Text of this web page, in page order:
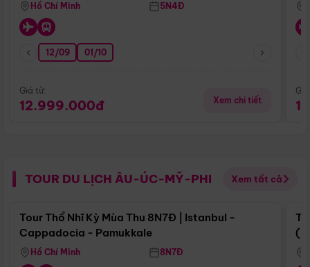
Hồ Chí Minh 5N4Đ
12/09 01/10
Giá từ:
12.999.000đ Xem chi tiết
TOUR DU LỊCH ÂU-ÚC-MỸ-PHI Xem tất cả
Điểm nổi bật
Tour Thổ Nhĩ Kỳ Mùa Thu 8N7Đ | Istanbul -
Cappadocia - Pamukkale
Hồ Chí Minh 8N7Đ